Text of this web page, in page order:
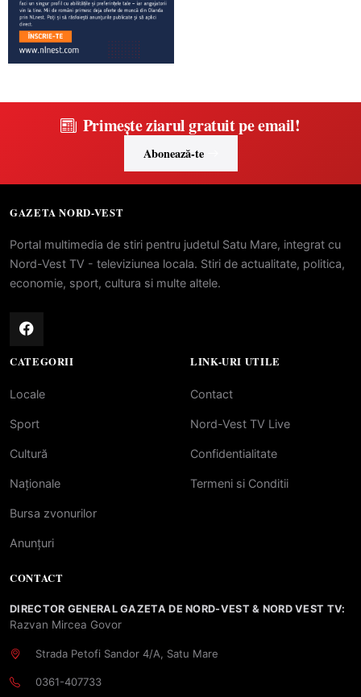
Primește ziarul gratuit pe email!
Abonează-te
GAZETA NORD-VEST
Portal multimedia de stiri pentru judetul Satu Mare, integrat cu
Nord-Vest TV - televiziunea locala. Stiri de actualitate, politica,
economie, sport, cultura si multe altele.
CATEGORII
Locale
Sport
Cultură
Naționale
Bursa zvonurilor
Anunțuri
LINK-URI UTILE
Contact
Nord-Vest TV Live
Confidentialitate
Termeni si Conditii
CONTACT
DIRECTOR GENERAL GAZETA DE NORD-VEST & NORD VEST TV:
Razvan Mircea Govor
Strada Petofi Sandor 4/A, Satu Mare
0361-407733